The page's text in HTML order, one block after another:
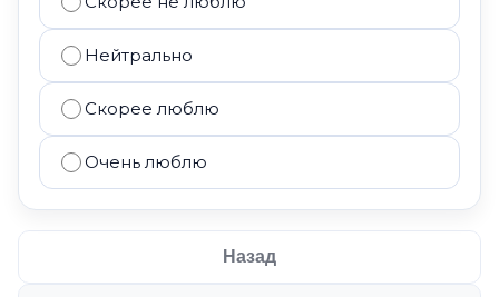
Нейтрально
Скорее люблю
Очень люблю
Назад